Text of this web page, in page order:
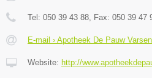
Tel: 050 39 43 88 , Fax: 050 39 47
E-mail › Apotheek De Pauw
Website: http://